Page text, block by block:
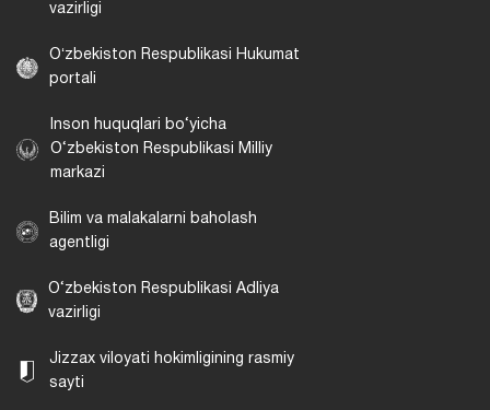
vazirligi
Oʻzbekiston Respublikasi Hukumat
portali
Inson huquqlari bo‘yicha
O‘zbekiston Respublikasi Milliy
markazi
Bilim va malakalarni baholash
agentligi
O‘zbekiston Respublikasi Adliya
vazirligi
Jizzax viloyati hokimligining rasmiy
sayti